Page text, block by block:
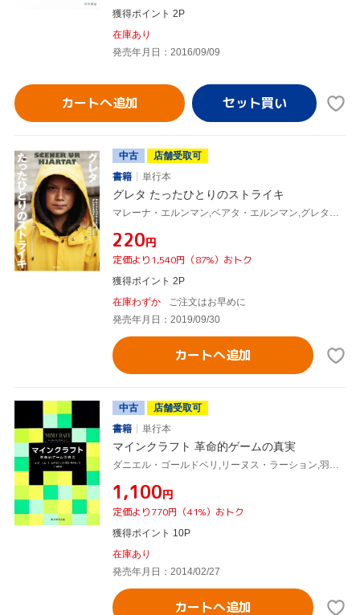
獲得ポイント 2P
在庫あり
発売年月日：2016/09/09
カートへ追加
中古
店舗受取可
書籍
単行本
グレタ たったひとりのストライキ
マレーナ・エルンマン,ベアタ・エルンマン,グレタ・トゥーンベリ,スヴァンテ・トゥーンベリ,羽根由
¥220円
定価より1,540円（87%）おトク
獲得ポイント 2P
在庫わずか
ご注文はお早めに
発売年月日：2019/09/30
カートへ追加
中古
店舗受取可
書籍
単行本
マインクラフト 革命的ゲームの真実
ダニエル・ゴールドベリ,リーヌス・ラーション,羽根由,ダニエルゴールドベリ,リーヌスラーション,羽根由,
¥1,100円
定価より770円（41%）おトク
獲得ポイント 10P
在庫あり
発売年月日：2014/02/27
カートへ追加